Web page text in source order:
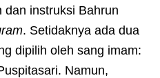
dan instruksi Bahrun
. Setidaknya ada dua
dipilih oleh sang imam:
Namun,